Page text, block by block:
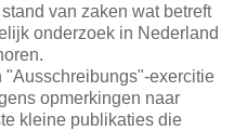
van zaken wat betreft
onderzoek in Nederland
"Ausschreibungs"-exercitie
opmerkingen naar
kleine publikaties die